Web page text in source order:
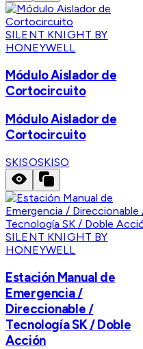
SILENT KNIGHT BY
HONEYWELL
Módulo Aislador de
Cortocircuito
Módulo Aislador de
Cortocircuito
SKISOSKISO
SILENT KNIGHT BY
HONEYWELL
Estación Manual de
Emergencia /
Direccionable /
Tecnología SK / Doble
Acción